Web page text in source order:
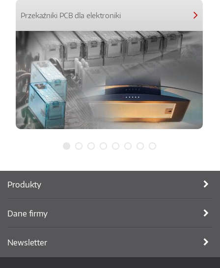
Przekaźniki PCB dla elektroniki
Produkty
Dane firmy
Newsletter